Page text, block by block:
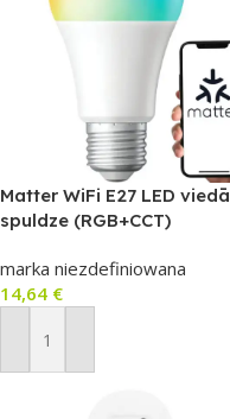
Matter WiFi E27 LED viedā
spuldze (RGB+CCT)
Home/Alexa
marka niezdefiniowana
14,64 €
Pievienot Grozam